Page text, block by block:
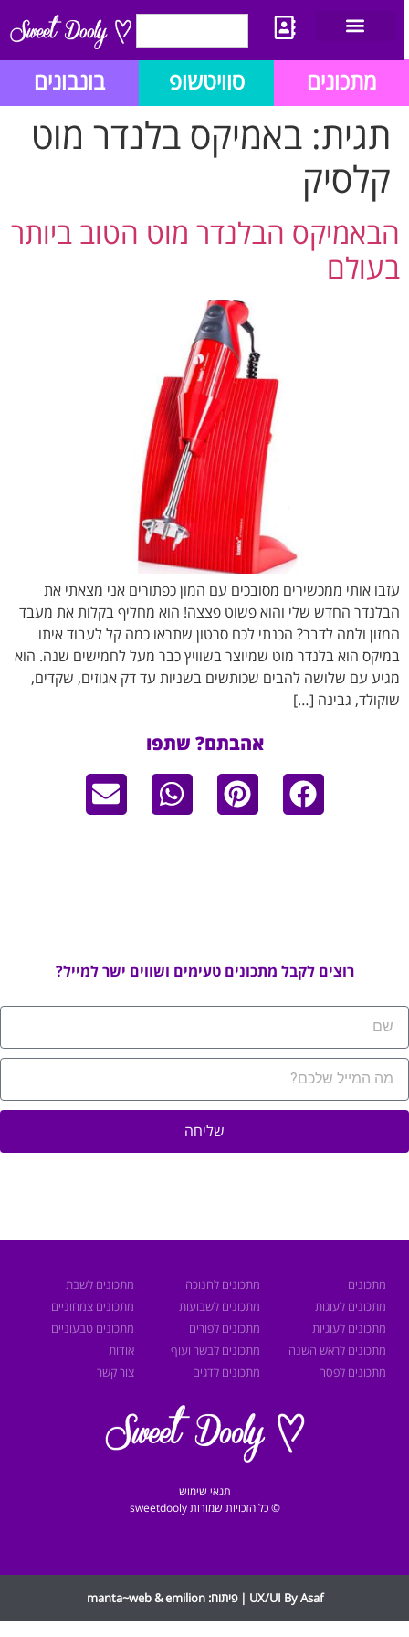
מתכונים סוויטשופ בונבונים
תגית: באמיקס בלנדר מוט
קלסיק
הבאמיקס הבלנדר מוט הטוב ביותר
בעולם
עזבו אותי ממכשירים מסובכים עם המון כפתורים אני מצאתי את
הבלנדר החדש שלי והוא פשוט פצצה! הוא מחליף בקלות את מעבד
המזון ולמה לדבר? הכנתי לכם סרטון שתראו כמה קל לעבוד איתו
במיקס הוא בלנדר מוט שמיוצר בשוויץ כבר מעל לחמישים שנה. הוא
מגיע עם שלושה להבים שכותשים בשניות עד דק אגוזים, שקדים,
שוקולד, גבינה […]
אהבתם? שתפו
רוצים לקבל מתכונים טעימים ושווים ישר למייל?
שליחה
מתכונים
מתכונים לעוגות
מתכונים לעוגיות
מתכונים לראש השנה
מתכונים לפסח
מתכונים לחנוכה
מתכונים לשבועות
מתכונים לפורים
מתכונים לבשר ועוף
מתכונים לדגים
מתכונים לשבת
מתכונים צמחוניים
מתכונים טבעוניים
אודות
צור קשר
תנאי שימוש
© כל הזכויות שמורות sweetdooly
UX/UI By Asaf | פיתוח: manta~web&emilion